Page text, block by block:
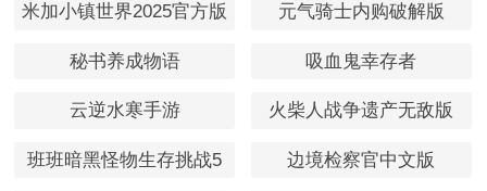
米加小镇世界2025官方版 元气骑士内购破解版
秘书养成物语 吸血鬼幸存者
云逆水寒手游 火柴人战争遗产无敌版
班班暗黑怪物生存挑战5 边境检察官中文版